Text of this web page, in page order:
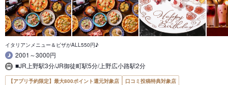
イタリアンメニュー＆ピザがALL550円♪
2001～3000円
■JR上野駅3分/JR御徒町駅5分/上野広小路駅2分
【アプリ予約限定】最大800ポイント還元対象店
口コミ投稿特典対象店